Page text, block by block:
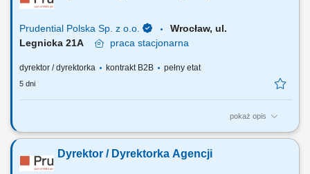
Klientów poprzez aktywną sprzedaż własną, zapewnienie wsparcia
Prudential Polska Sp. z o.o.
Wrocław, ul.
Legnicka 21A
praca stacjonarna
dyrektor / dyrektorka kontrakt B2B pełny etat
5 dni
pokaż opis
Za co będziesz odpowiadać: własny biznes przychodowy i zarządzanie
Planowania Finansowego oraz Menedżerów, budowanie portfela
Klientów poprzez aktywną sprzedaż własną, zapewnienie wsparcia
Dyrektor / Dyrektorka Agencji